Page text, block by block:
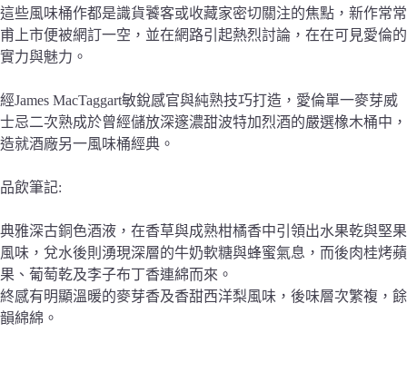
這些風味桶作都是識貨饕客或收藏家密切關注的焦點，新作常常
甫上市便被網訂一空，並在網路引起熱烈討論，在在可見愛倫的
實力與魅力。
經James MacTaggart敏銳感官與純熟技巧打造，愛倫單一麥芽威
士忌二次熟成於曾經儲放深邃濃甜波特加烈酒的嚴選橡木桶中，
造就酒廠另一風味桶經典。
品飲筆記:
典雅深古銅色酒液，在香草與成熟柑橘香中引領出水果乾與堅果
風味，兌水後則湧現深層的牛奶軟糖與蜂蜜氣息，而後肉桂烤蘋
果、葡萄乾及李子布丁香連綿而來。
終感有明顯溫暖的麥芽香及香甜西洋梨風味，後味層次繁複，餘
韻綿綿。